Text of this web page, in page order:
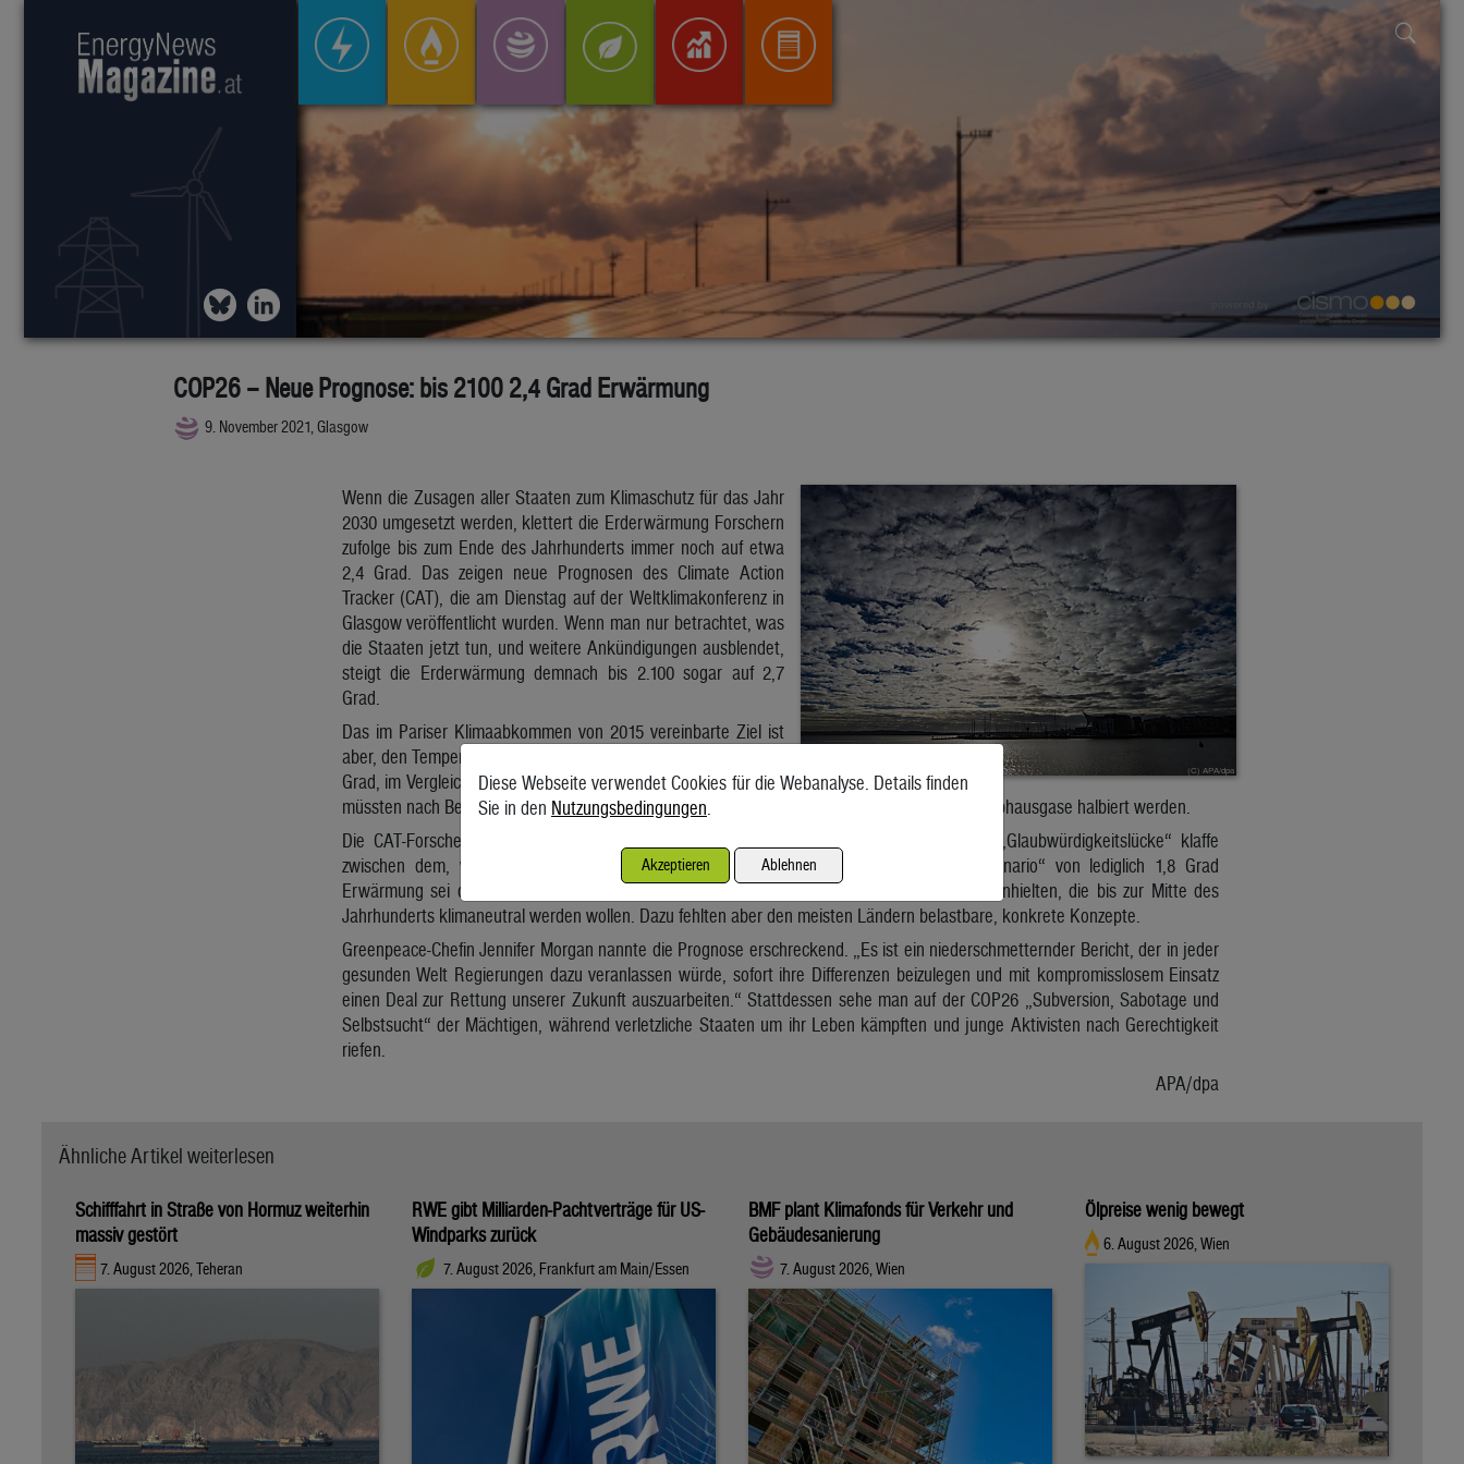
COP26 – Neue Prognose: bis 2100 2,4 Grad Erwärmung
9. November 2021, Glasgow
Wenn die Zusagen aller Staaten zum Klimaschutz für das Jahr
2030 umgesetzt werden, klettert die Erderwärmung Forschern
zufolge bis zum Ende des Jahrhunderts immer noch auf etwa
2,4 Grad. Das zeigen neue Prognosen des Climate Action
Tracker (CAT), die am Dienstag auf der Weltklimakonferenz in
Glasgow veröffentlicht wurden. Wenn man nur betrachtet, was
die Staaten jetzt tun, und weitere Ankündigungen ausblendet,
steigt die Erderwärmung demnach bis 2.100 sogar auf 2,7
Grad.
Das im Pariser Klimaabkommen von 2015 vereinbarte Ziel ist
aber, den Temperaturanstieg auf unter zwei Grad, möglichst 1,5
Grad, im Vergleich zur vorindustriellen Zeit zu begrenzen. Dafür
müssten nach Berechnungen des Weltklimarats bis 2030 die Emissionen klimaschädlicher Treibhausgase halbiert werden.
Die CAT-Forscher stellten fest, dass zur Halbzeit der Klimakonferenz in Schottland eine „Glaubwürdigkeitslücke“ klaffe
zwischen dem, was gesagt, und dem, was getan werde. Auch ein „optimistisches Szenario“ von lediglich 1,8 Grad
Erwärmung sei denkbar – aber nur, wenn diejenigen Staaten ihre langfristigen Zusagen einhielten, die bis zur Mitte des
Jahrhunderts klimaneutral werden wollen. Dazu fehlten aber den meisten Ländern belastbare, konkrete Konzepte.
Greenpeace-Chefin Jennifer Morgan nannte die Prognose erschreckend. „Es ist ein niederschmetternder Bericht, der in jeder
gesunden Welt Regierungen dazu veranlassen würde, sofort ihre Differenzen beizulegen und mit kompromisslosem Einsatz
einen Deal zur Rettung unserer Zukunft auszuarbeiten.“ Stattdessen sehe man auf der COP26 „Subversion, Sabotage und
Selbstsucht“ der Mächtigen, während verletzliche Staaten um ihr Leben kämpften und junge Aktivisten nach Gerechtigkeit
riefen.
APA/dpa
Ähnliche Artikel weiterlesen
Schifffahrt in Straße von Hormuz weiterhin
massiv gestört
7. August 2026, Teheran
RWE gibt Milliarden-Pachtverträge für US-
Windparks zurück
7. August 2026, Frankfurt am Main/Essen
BMF plant Klimafonds für Verkehr und
Gebäudesanierung
7. August 2026, Wien
Ölpreise wenig bewegt
6. August 2026, Wien
Diese Webseite verwendet Cookies für die Webanalyse. Details finden
Sie in den Nutzungsbedingungen.
Akzeptieren Ablehnen